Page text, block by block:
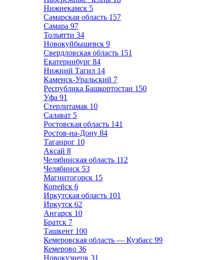
Нижнекамск 5
Самарская область 157
Самара 97
Тольятти 34
Новокуйбышевск 9
Свердловская область 151
Екатеринбург 84
Нижний Тагил 14
Каменск-Уральский 7
Республика Башкортостан 150
Уфа 91
Стерлитамак 10
Салават 5
Ростовская область 141
Ростов-на-Дону 84
Таганрог 10
Аксай 8
Челябинская область 112
Челябинск 53
Магнитогорск 15
Копейск 6
Иркутская область 101
Иркутск 62
Ангарск 10
Братск 7
Ташкент 100
Кемеровская область — Кузбасс 99
Кемерово 36
Новокузнецк 31